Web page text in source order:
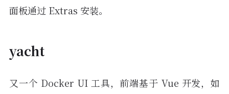
面板通过 Extras 安装。
yacht
又一个 Docker UI 工具，前端基于 Vue 开发，如